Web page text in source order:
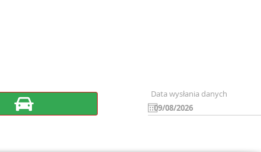
Data wysłania danych